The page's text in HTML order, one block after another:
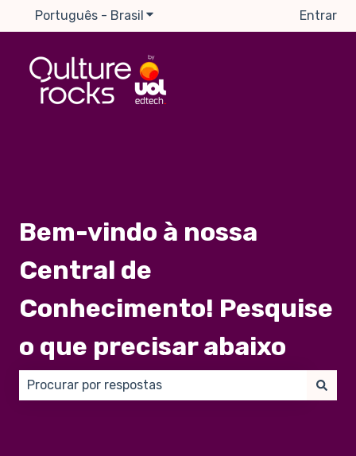
Português - Brasil Mostrar submenu para traduções
Entrar
Bem-vindo à nossa
Central de
Conhecimento! Pesquise
o que precisar abaixo